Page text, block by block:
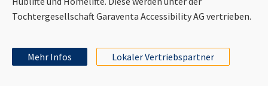
Tochtergesellschaft Garaventa Accessibility AG vertrieben.
Mehr Infos Lokaler Vertriebspartner